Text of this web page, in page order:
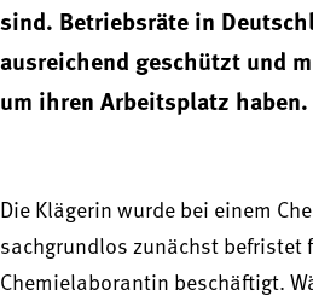
sind. Betriebsräte in
ausreichend geschützt und
um ihren Arbeitsplatz haben.
Die Klägerin wurde bei einem
sachgrundlos zunächst befristet
Chemielaborantin beschäftigt.